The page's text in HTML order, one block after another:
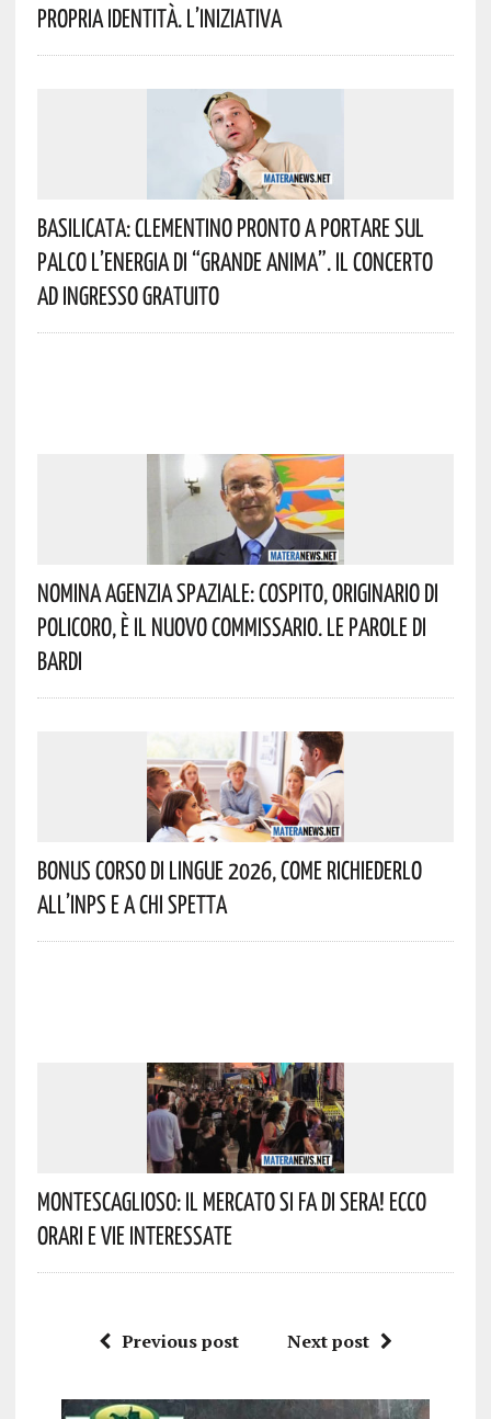
Propria Identità. L’iniziativa
Basilicata: Clementino Pronto A Portare Sul
Palco L’energia Di “Grande Anima”. Il Concerto
Ad Ingresso Gratuito
Nomina Agenzia Spaziale: Cospito, Originario Di
Policoro, È Il Nuovo Commissario. Le Parole Di
Bardi
Bonus Corso Di Lingue 2026, Come Richiederlo
All’INPS E A Chi Spetta
Montescaglioso: Il Mercato Si Fa Di Sera! Ecco
Orari E Vie Interessate
Previous post Next post